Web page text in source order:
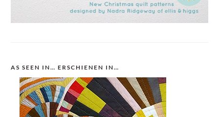
AS SEEN IN… ERSCHIENEN IN…